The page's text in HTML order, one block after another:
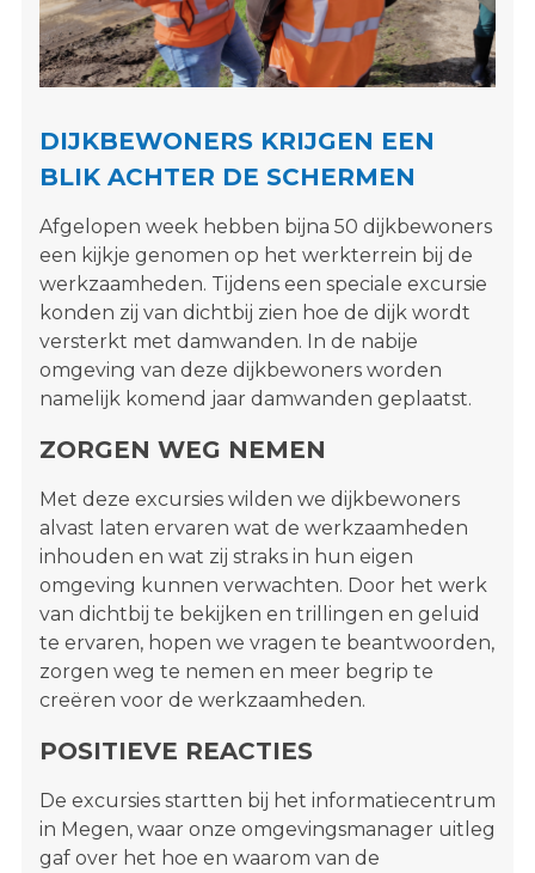
DIJKBEWONERS KRIJGEN EEN
BLIK ACHTER DE SCHERMEN
Afgelopen week hebben bijna 50 dijkbewoners
een kijkje genomen op het werkterrein bij de
werkzaamheden. Tijdens een speciale excursie
konden zij van dichtbij zien hoe de dijk wordt
versterkt met damwanden. In de nabije
omgeving van deze dijkbewoners worden
namelijk komend jaar damwanden geplaatst.
ZORGEN WEG NEMEN
Met deze excursies wilden we dijkbewoners
alvast laten ervaren wat de werkzaamheden
inhouden en wat zij straks in hun eigen
omgeving kunnen verwachten. Door het werk
van dichtbij te bekijken en trillingen en geluid
te ervaren, hopen we vragen te beantwoorden,
zorgen weg te nemen en meer begrip te
creëren voor de werkzaamheden.
POSITIEVE REACTIES
De excursies startten bij het informatiecentrum
in Megen, waar onze omgevingsmanager uitleg
gaf over het hoe en waarom van de